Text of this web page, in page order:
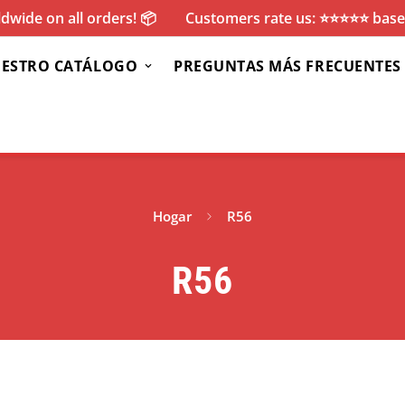
on all orders! 📦 Customers rate us: ⭐️⭐️⭐️⭐️⭐️
CATÁLOGO PREGUNTAS MÁS FRECUENTES
Hogar R56
R56